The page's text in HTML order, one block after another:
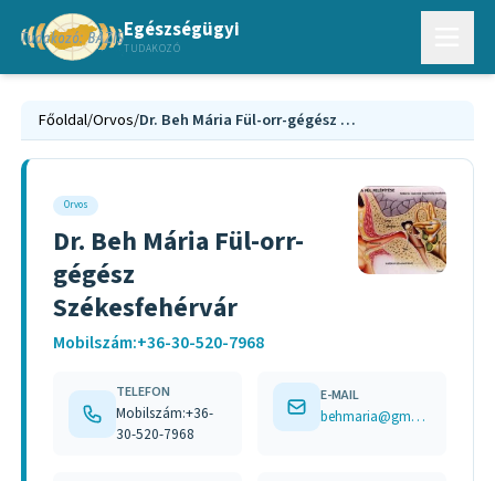
Egészségügyi
TUDAKOZÓ
Főoldal/Orvos/ Dr. Beh Mária Fül-orr-gégész Székesfehérvár
Orvos
Dr. Beh Mária Fül-orr-
gégész
Székesfehérvár
Mobilszám:+36-30-520-7968
TELEFON
Mobilszám:+36-
30-520-7968
E-MAIL
behmaria@gmail.com